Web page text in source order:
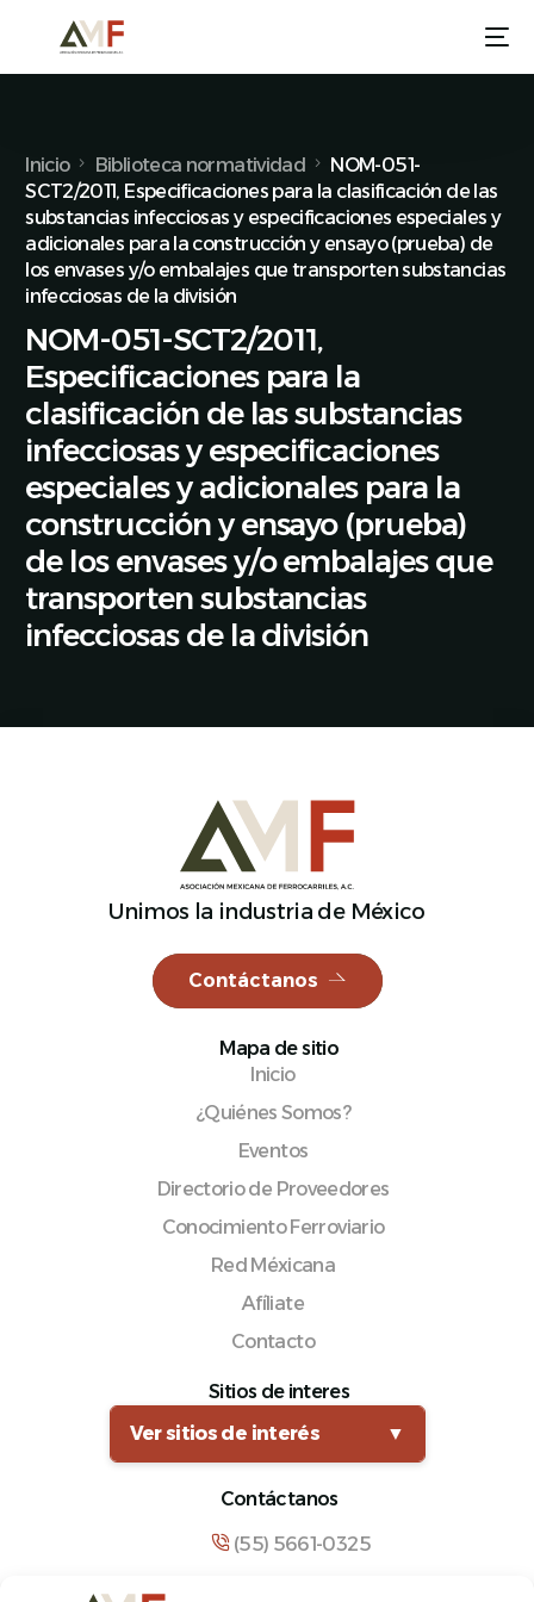
Inicio Biblioteca normatividad
NOM-051-
SCT2/2011, Especificaciones para la clasificación de las
substancias infecciosas y especificaciones especiales y
adicionales para la construcción y ensayo (prueba) de
los envases y/o embalajes que transporten substancias
infecciosas de la división
NOM-051-SCT2/2011,
Especificaciones para la
clasificación de las substancias
infecciosas y especificaciones
especiales y adicionales para la
construcción y ensayo (prueba)
de los envases y/o embalajes que
transporten substancias
infecciosas de la división
Unimos la industria de México
Contáctanos
Mapa de sitio
Inicio
¿Quiénes Somos?
Eventos
Directorio de Proveedores
Conocimiento Ferroviario
Red Méxicana
Afíliate
Contacto
Sitios de interes
Ver sitios de interés
▼
Contáctanos
(55) 5661-0325